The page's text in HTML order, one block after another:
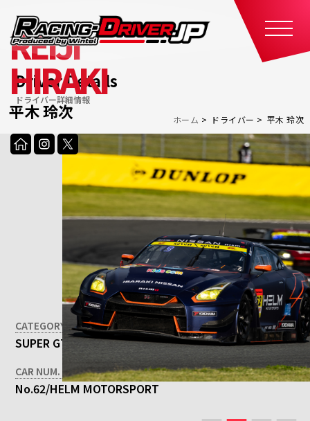
Driver Details
ドライバー詳細情報
ホーム
ドライバー 平木 玲次
REIJI
HIRAKI
平木 玲次
CATEGORY
SUPER GT 300クラス
CAR NUM. / TEAM
No.62/HELM MOTORSPORT